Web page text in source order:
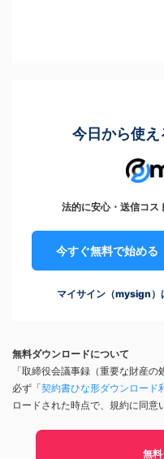
今日から使
法的に安心・送信コス
今すぐ無料で始める
マイサイン（mysign）
無料ダウンロードについて
「取締役会議事録（重要な財産の
必ず「契約書ひな形ダウンロード
ロードされた時点で、規約に同意
無